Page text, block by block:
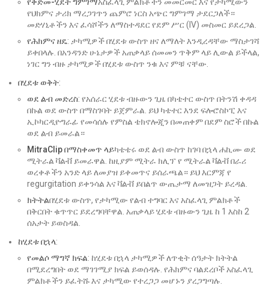
የቅድመ-ሂደት ግምገማአስፈላጊ ምልክቶችን መመርመር እና የታካሚውን
የህክምና ታሪክ ማረጋገጥን ጨምሮ ነርስ አጭር ግምገማ ታደርጋለች።
መድሃኒቶችን እና ፈሳሾችን ለማስተዳደር የደም ሥር (IV) መስመር ይደረጋል.
የሕክምና ዘዴ: ታካሚዎች በሂደቱ ውስጥ ዘና ለማለት እንዲረዳቸው ማስታገሻ
ይቀበላሉ. በአንዳንድ ሁኔታዎች አጠቃላይ ሰመመን ጥቅም ላይ ሊውል ይችላል,
ነገር ግን ብዙ ታካሚዎች በሂደቱ ውስጥ ንቁ እና ምቹ ናቸው.
በሂደቱ ወቅት:
ወደ ልብ መድረስ: የአሰራር ሂደቱ ብዙውን ጊዜ በካቴተር ውስጥ በትንሽ ቀዳዳ
በኩል ወደ ውስጥ በማስገባት ይጀምራል. ይህ ካቴተር እንደ ፍሎሮስኮፒ እና
ኢኮካርዲዮግራፊ የመሳሰሉ የምስል ቴክኖሎጂን በመጠቀም በደም ስሮች በኩል
ወደ ልብ ይመራል።
MitraClip በማስቀመጥ ላይካቴቴሩ ወደ ልብ ውስጥ ከገባ በኋላ ሐኪሙ ወደ
ሚትራል ቫልቭ ይመራዋል. ከዚያም ሚትራ ክሊፕ የ ሚትራል ቫልቭ በራሪ
ወረቀቶችን አንድ ላይ ለመያዝ ይቀመጥና ይሰራጫል። ይህ እርምጃ የ
regurgitation ይቀንሳል እና ቫልቭ ይበልጥ ውጤታማ ለመዝጋት ይረዳል.
ክትትልበሂደቱ ውስጥ, የታካሚው የልብ ተግባር እና አስፈላጊ ምልክቶች
በቅርበት ቁጥጥር ይደረግባቸዋል. አጠቃላይ ሂደቱ ብዙውን ጊዜ ከ 1 እስከ 2
ሰአታት ይወስዳል.
ከሂደቱ በኋላ:
የመልሶ ማግኛ ክፍል: ከሂደቱ በኋላ ታካሚዎች ለጥቂት ሰዓታት ክትትል
በሚደረግበት ወደ ማገገሚያ ክፍል ይወሰዳሉ. የሕክምና ባልደረቦች አስፈላጊ
ምልክቶችን ይፈትሹ እና ታካሚው የተረጋጋ መሆኑን ያረጋግጣሉ.